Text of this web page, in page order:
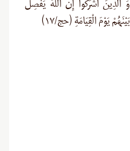
وَ الَّذِينَ أَشْرَكُوا إِنَّ اللَّهَ يَفْصِلُ
بَيْنَهُمْ يَوْمَ الْقِيَامَةِ (حج/۱۷)